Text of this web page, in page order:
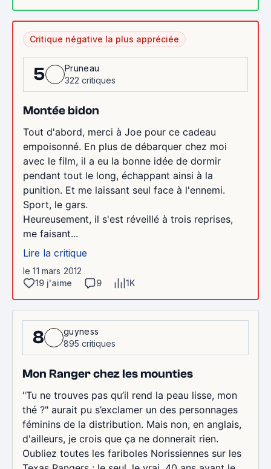
Critique négative la plus appréciée
5
Pruneau
322 critiques
Montée bidon
Tout d'abord, merci à Joe pour ce cadeau
empoisonné. En plus de débarquer chez moi
avec le film, il a eu la bonne idée de dormir
pendant tout le long, échappant ainsi à la
punition. Et me laissant seul face à l'ennemi.
Sport, le gars.
Heureusement, il s'est réveillé à trois reprises,
me faisant...
Lire la critique
le 11 mars 2012
19 j'aime
9 1K
8
guyness
895 critiques
Mon Ranger chez les mounties
"Tu ne trouves pas qu’il rend la peau lisse, mon
thé ?" aurait pu s’exclamer un des personnages
féminins de la distribution. Mais non, en anglais,
d'ailleurs, je crois que ça ne donnerait rien.
Oubliez toutes les fariboles Norissiennes sur les